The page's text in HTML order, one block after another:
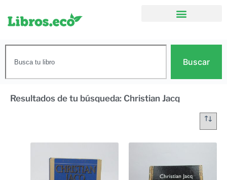
Buscar
Resultados de tu búsqueda: Christian Jacq